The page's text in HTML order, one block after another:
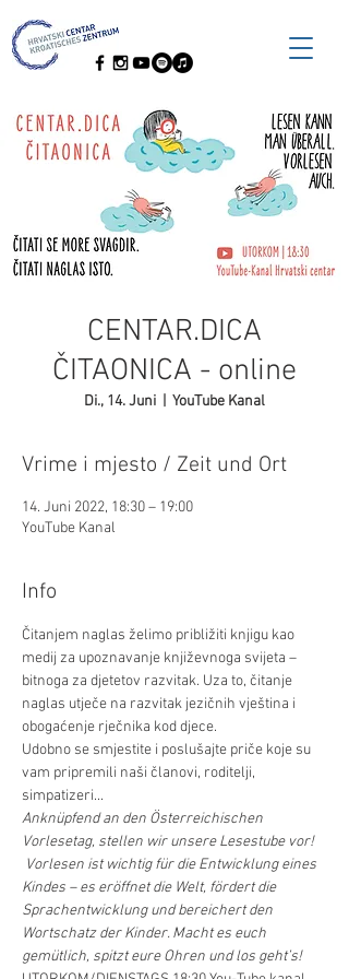
CENTAR.DICA
ČITAONICA - online
Di., 14. Juni YouTube Kanal
Vrime i mjesto / Zeit und Ort
14. Juni 2022, 18:30 – 19:00
YouTube Kanal
Info
Čitanjem naglas želimo približiti knjigu kao
medij za upoznavanje književnoga svijeta –
bitnoga za djetetov razvitak. Uza to, čitanje
naglas utječe na razvitak jezičnih vještina i
obogaćenje rječnika kod djece.
Udobno se smjestite i poslušajte priče koje su
vam pripremili naši članovi, roditelji,
simpatizeri...
Anknüpfend an den Österreichischen
Vorlesetag, stellen wir unsere Lesestube vor!
Vorlesen ist wichtig für die Entwicklung eines
Kindes – es eröffnet die Welt, fördert die
Sprachentwicklung und bereichert den
Wortschatz der Kinder. Macht es euch
gemütlich, spitzt eure Ohren und los geht’s!